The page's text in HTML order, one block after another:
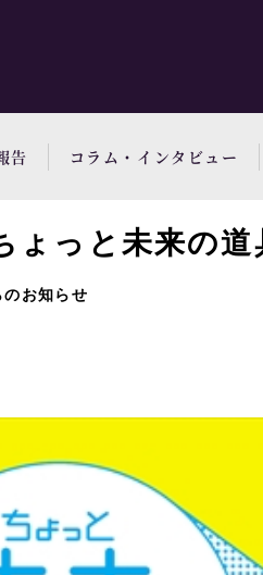
告 コラム・インタビュー
ょっと未来の
お知らせ